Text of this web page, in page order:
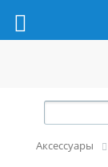
Аксессуары